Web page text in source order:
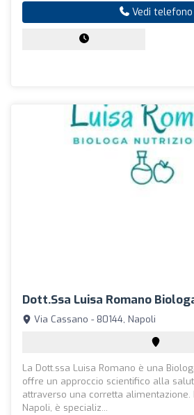
Vedi telefono
Dott.ssa Luisa Romano
Via Cassano - 80144, Napoli
La Dott.ssa Luisa Romano è una
offre un approccio scientifico alla
attraverso una corretta alimentazione.
Napoli, è specializ...